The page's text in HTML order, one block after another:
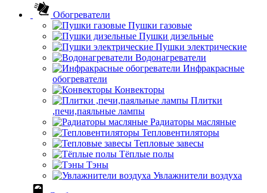
Обогреватели
Пушки газовые
Пушки дизельные
Пушки электрические
Водонагреватели
Инфракрасные
обогреватели
Конвекторы
Плитки
,печи,паяльные лампы
Радиаторы масляные
Тепловентиляторы
Тепловые завесы
Тёплые полы
Тэны
Увлажнители воздуха